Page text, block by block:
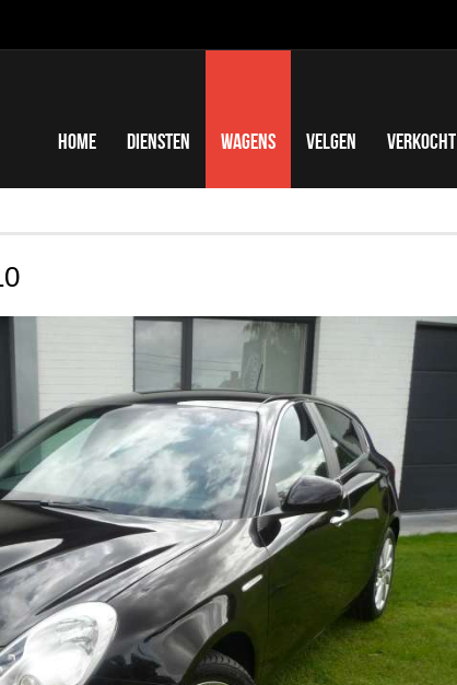
Home Diensten Wagens Velgen Verkocht